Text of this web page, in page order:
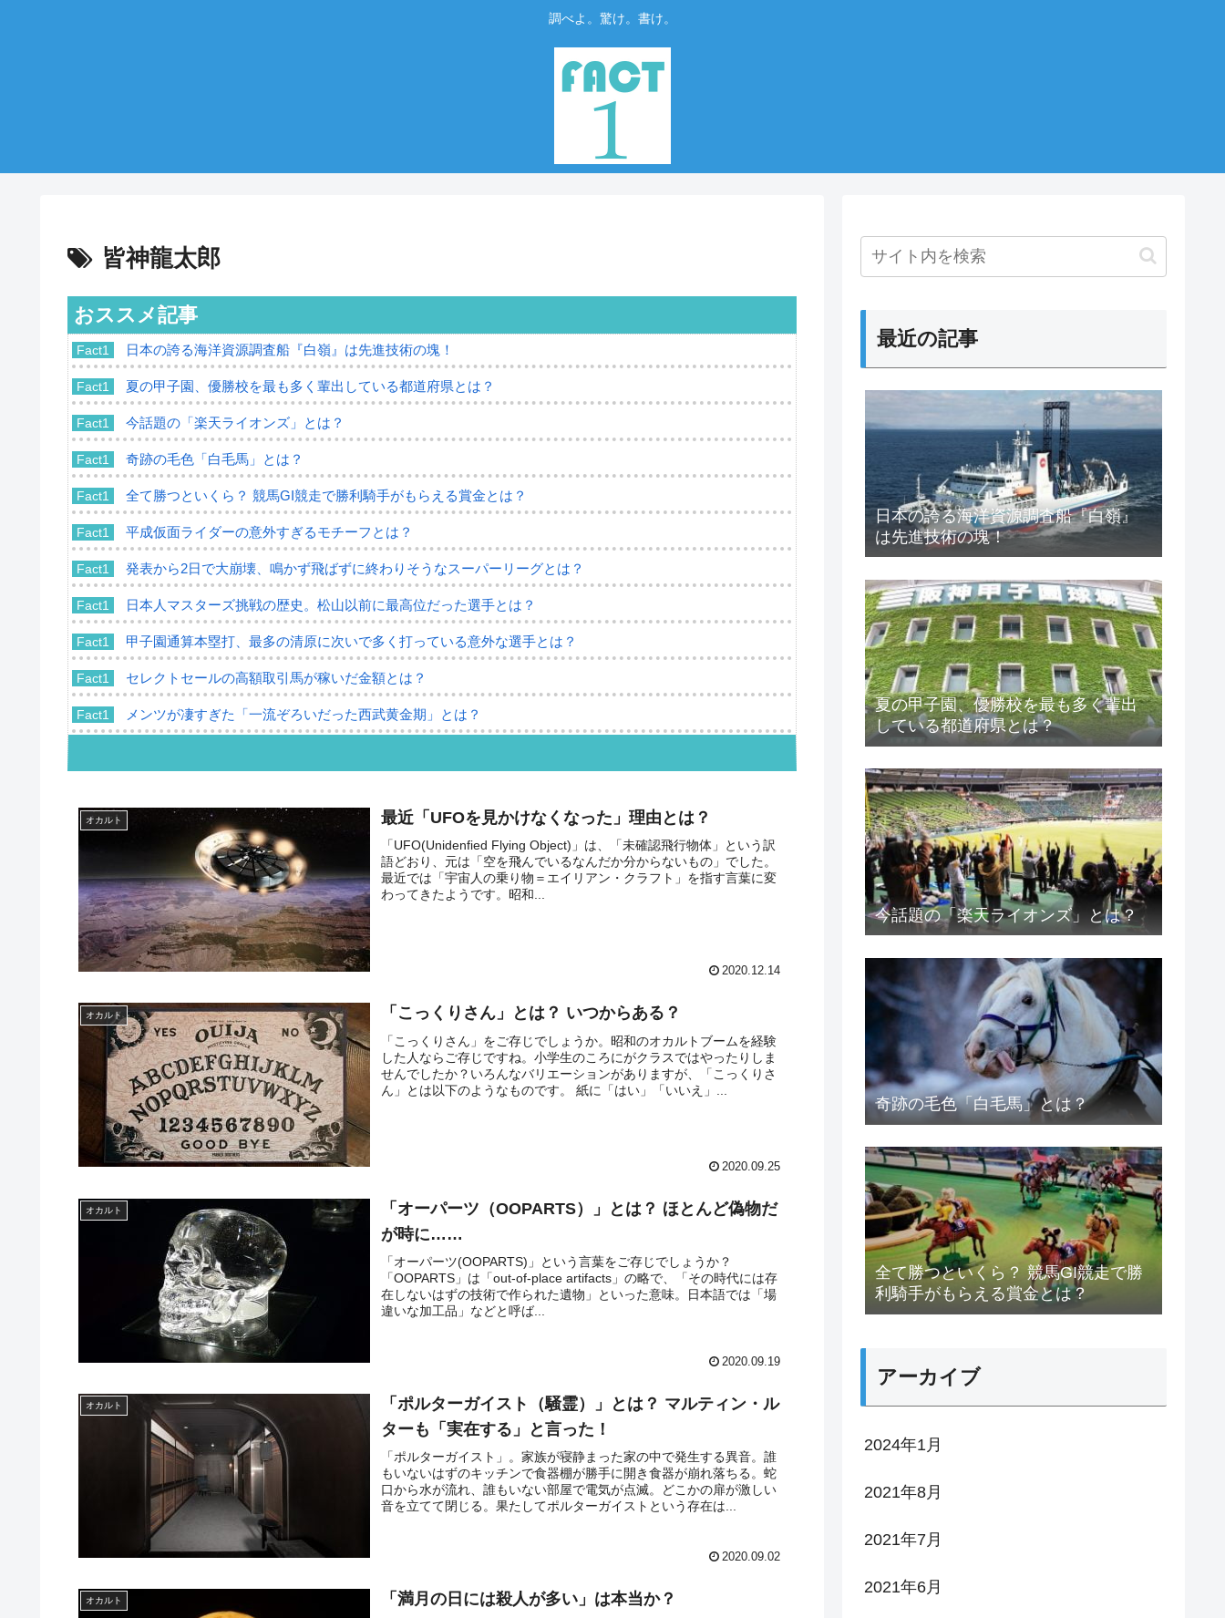
調べよ。驚け。書け。
皆神龍太郎
おススメ記事
Fact1 日本の誇る海洋資源調査船『白嶺』は先進技術の塊！
Fact1 夏の甲子園、優勝校を最も多く輩出している都道府県とは？
Fact1 今話題の「楽天ライオンズ」とは？
Fact1 奇跡の毛色「白毛馬」とは？
Fact1 全て勝つといくら？ 競馬GI競走で勝利騎手がもらえる賞金とは？
Fact1 平成仮面ライダーの意外すぎるモチーフとは？
Fact1 発表から2日で大崩壊、鳴かず飛ばずに終わりそうなスーパーリーグとは？
Fact1 日本人マスターズ挑戦の歴史。松山以前に最高位だった選手とは？
Fact1 甲子園通算本塁打、最多の清原に次いで多く打っている意外な選手とは？
Fact1 セレクトセールの高額取引馬が稼いだ金額とは？
Fact1 メンツが凄すぎた「一流ぞろいだった西武黄金期」とは？
Fact1 小学校の鉛筆はなぜ「2B」を推奨するのか？
「シャンプーと間違えてリンスを出したときに取る行動」とは？
Fact1 【基礎】アメリカ合衆国民の85％はキリスト教徒
Fact1 「モヤシ」は優れた食品です！
Fact1 「ファミコンを買ってもらう時の親の口説き方」はどんなだった？
Fact1 なぜ「お産」は痛いの？
Fact1 「非バスケ部が披露するスラムダンクの技」とは？
オカルト 最近「UFOを見かけなくなった」理由とは？
「UFO(Unidenfied Flying Object)」は、「未確認飛行物体」という訳
語どおり、元は「空を飛んでいるなんだか分からないもの」でした。
最近では「宇宙人の乗り物＝エイリアン・クラフト」を指す言葉に変
わってきたようです。昭和...
2020.12.14
オカルト 「こっくりさん」とは？ いつからある？
「こっくりさん」をご存じでしょうか。昭和のオカルトブームを経験
した人ならご存じですね。小学生のころにがクラスではやったりしま
せんでしたか？いろんなバリエーションがありますが、「こっくりさ
ん」とは以下のようなものです。 紙に「はい」「いいえ」...
2020.09.25
オカルト
「オーパーツ（OOPARTS）」とは？ ほとんど偽物だ
が時に……
「オーパーツ(OOPARTS)」という言葉をご存じでしょうか？
「OOPARTS」は「out-of-place artifacts」の略で、「その時代には存
在しないはずの技術で作られた遺物」といった意味。日本語では「場
違いな加工品」などと呼ば...
2020.09.19
オカルト
「ポルターガイスト（騒霊）」とは？ マルティン・ル
ターも「実在する」と言った！
「ポルターガイスト」。家族が寝静まった家の中で発生する異音。誰
もいないはずのキッチンで食器棚が勝手に開き食器が崩れ落ちる。蛇
口から水が流れ、誰もいない部屋で電気が点滅。どこかの扉が激しい
音を立てて閉じる。果たしてポルターガイストという存在は...
2020.09.02
オカルト 「満月の日には殺人が多い」は本当か？
最近の記事
日本の誇る海洋資源調査船『白嶺』
は先進技術の塊！
夏の甲子園、優勝校を最も多く輩出
している都道府県とは？
今話題の「楽天ライオンズ」とは？
奇跡の毛色「白毛馬」とは？
全て勝つといくら？ 競馬GI競走で勝
利騎手がもらえる賞金とは？
アーカイブ
2024年1月
2021年8月
2021年7月
2021年6月